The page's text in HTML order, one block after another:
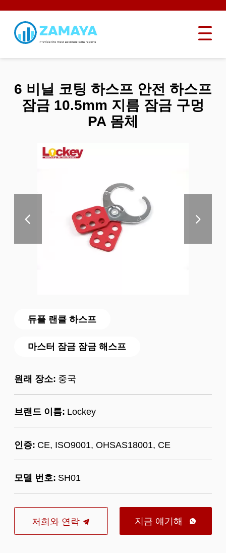
듀플 랜클 하스프
마스터 잠금 잠금 해스프
원래 장소: 중국
브랜드 이름: Lockey
인증: CE, ISO9001, OHSAS18001, CE
모델 번호: SH01
저희와 연락 지금 얘기해 
6 비닐 코팅 하스프 안전 하스프
잠금 10.5mm 지름 잠금 구멍
PA 몸체